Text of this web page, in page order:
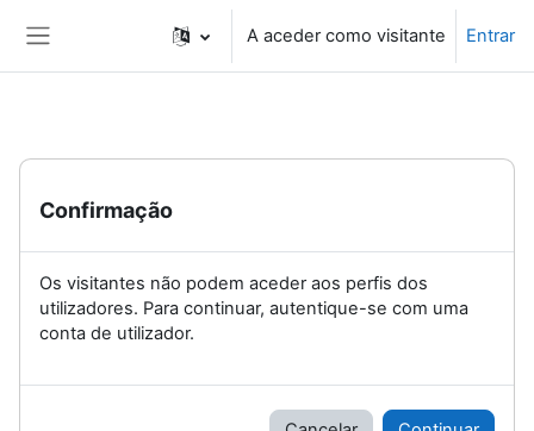
A aceder como visitante Entrar
Confirmação
Os visitantes não podem aceder aos perfis dos
utilizadores. Para continuar, autentique-se com uma
conta de utilizador.